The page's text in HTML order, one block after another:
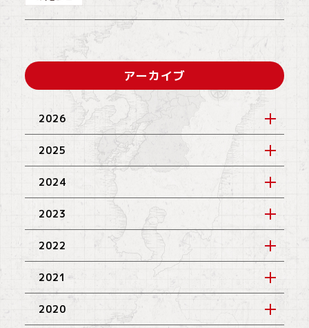
アーカイブ
2026
2025
2024
2023
2022
2021
2020